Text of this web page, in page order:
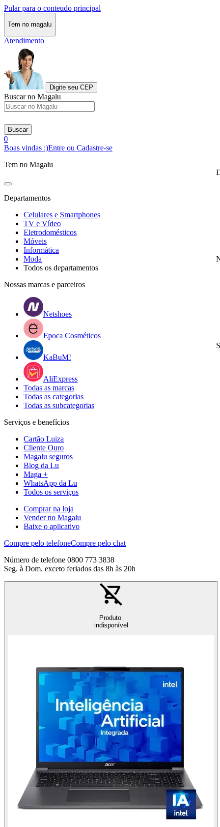
Pular para o conteudo principal
Tem no magalu
Atendimento
Digite seu CEP
Buscar no Magalu
Buscar
0
Boas vindas :)Entre ou Cadastre-se
Tem no Magalu
Departamentos
Celulares e Smartphones
TV e Vídeo
Eletrodomésticos
Móveis
Informática
Moda
Todos os departamentos
Nossas marcas e parceiros
Netshoes
Epoca Cosméticos
KaBuM!
AliExpress
Todas as marcas
Todas as categorias
Todas as subcategorias
Serviços e benefícios
Cartão Luiza
Cliente Ouro
Magalu seguros
Blog da Lu
Maga +
WhatsApp da Lu
Todos os serviços
Comprar na loja
Vender no Magalu
Baixe o aplicativo
Compre pelo telefoneCompre pelo chat
Número de telefone 0800 773 3838
Seg. à Dom. exceto feriados das 8h às 20h
Produto
indisponível